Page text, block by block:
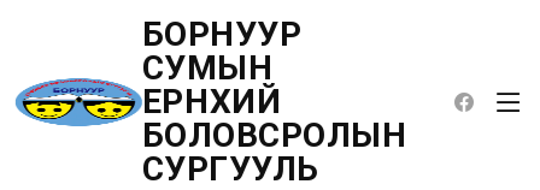
БОРНУУР
СУМЫН
ЕРӨНХИЙ
БОЛОВСРОЛЫН
СУРГУУЛЬ